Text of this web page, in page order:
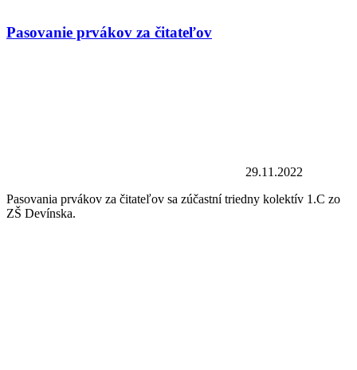
Pasovanie prvákov za čitateľov
29.11.2022
Pasovania prvákov za čitateľov sa zúčastní triedny kolektív 1.C zo
ZŠ Devínska.